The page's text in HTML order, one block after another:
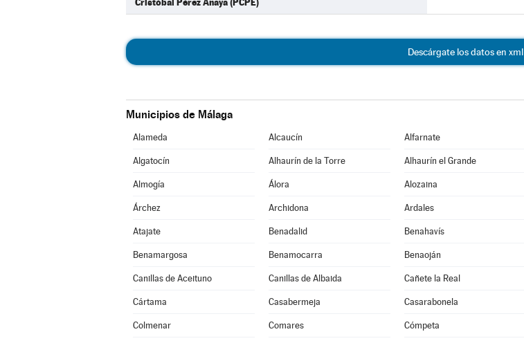
Descárgate los datos en xml
Municipios de Málaga
Alameda Alcaucín Alfarnate
Algatocín Alhaurín de la Torre Alhaurín el Grande
Almogía Álora Alozaina
Árchez Archidona Ardales
Atajate Benadalid Benahavís
Benamargosa Benamocarra Benaoján
Canillas de Aceituno Canillas de Albaida Cañete la Real
Cártama Casabermeja Casarabonela
Colmenar Comares Cómpeta